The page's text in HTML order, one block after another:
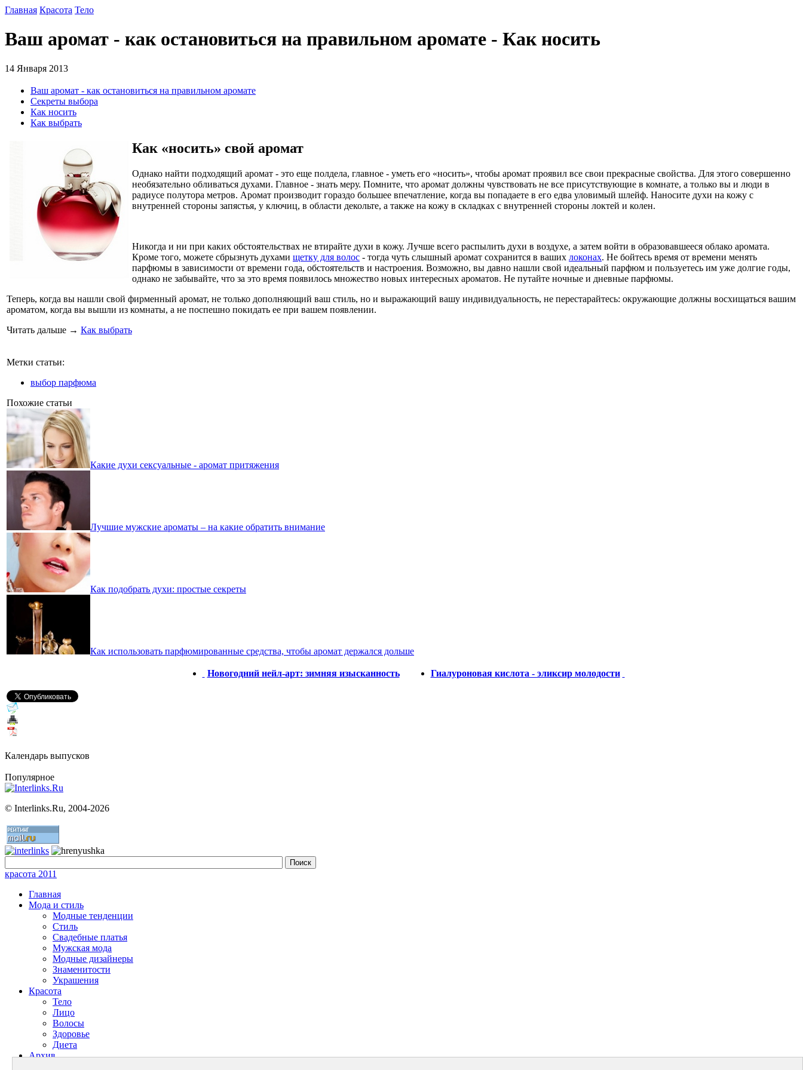
Главная Красота Тело
Ваш аромат - как остановиться на правильном аромате - Как носить
14 Января 2013
Ваш аромат - как остановиться на правильном аромате
Секреты выбора
Как носить
Как выбрать
Как «носить» свой аромат
Однако найти подходящий аромат - это еще полдела, главное - уметь его «носить», чтобы аромат проявил все свои прекрасные свойства. Для этого совершенно
необязательно обливаться духами. Главное - знать меру. Помните, что аромат должны чувствовать не все присутствующие в комнате, а только вы и люди в
радиусе полутора метров. Аромат производит гораздо большее впечатление, когда вы попадаете в его едва уловимый шлейф. Наносите духи на кожу с
внутренней стороны запястья, у ключиц, в области декольте, а также на кожу в складках с внутренней стороны локтей и колен.
Никогда и ни при каких обстоятельствах не втирайте духи в кожу. Лучше всего распылить духи в воздухе, а затем войти в образовавшееся облако аромата.
Кроме того, можете сбрызнуть духами щетку для волос - тогда чуть слышный аромат сохранится в ваших локонах. Не бойтесь время от времени менять
парфюмы в зависимости от времени года, обстоятельств и настроения. Возможно, вы давно нашли свой идеальный парфюм и пользуетесь им уже долгие годы,
однако не забывайте, что за это время появилось множество новых интересных ароматов. Не путайте ночные и дневные парфюмы.
Теперь, когда вы нашли свой фирменный аромат, не только дополняющий ваш стиль, но и выражающий вашу индивидуальность, не перестарайтесь: окружающие должны восхищаться вашим
ароматом, когда вы вышли из комнаты, а не поспешно покидать ее при вашем появлении.
Читать дальше → Как выбрать
Метки статьи:
выбор парфюма
Похожие статьи
Какие духи сексуальные - аромат притяжения
Лучшие мужские ароматы – на какие обратить внимание
Как подобрать духи: простые секреты
Как использовать парфюмированные средства, чтобы аромат держался дольше
Новогодний нейл-арт: зимняя изысканность Гиалуроновая кислота - эликсир молодости
Календарь выпусков
Популярное
© Interlinks.Ru, 2004-2026
красота 2011
Главная
Мода и стиль
Модные тенденции
Стиль
Свадебные платья
Мужская мода
Модные дизайнеры
Знаменитости
Украшения
Красота
Тело
Лицо
Волосы
Здоровье
Диета
Архив